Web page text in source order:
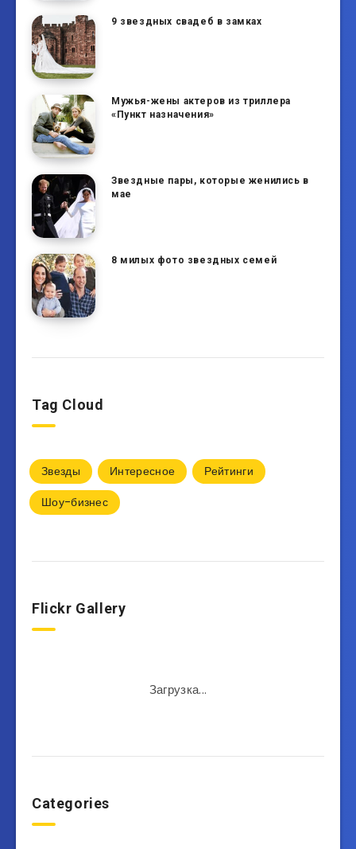
9 звездных свадеб в замках
Мужья-жены актеров из триллера
«Пункт назначения»
Звездные пары, которые женились в
мае
8 милых фото звездных семей
Tag Cloud
Звезды Интересное
Рейтинги
Шоу-бизнес
Flickr Gallery
Загрузка...
Categories